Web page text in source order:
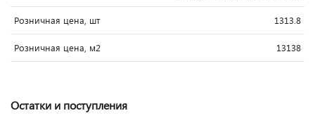
Розничная цена, шт 1313.8
Розничная цена, м2 13138
Остатки и поступления